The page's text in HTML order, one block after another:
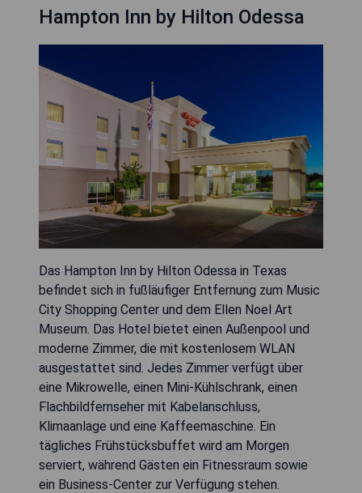
Hampton Inn by Hilton Odessa
Das Hampton Inn by Hilton Odessa in Texas
befindet sich in fußläufiger Entfernung zum Music
City Shopping Center und dem Ellen Noel Art
Museum. Das Hotel bietet einen Außenpool und
moderne Zimmer, die mit kostenlosem WLAN
ausgestattet sind. Jedes Zimmer verfügt über
eine Mikrowelle, einen Mini-Kühlschrank, einen
Flachbildfernseher mit Kabelanschluss,
Klimaanlage und eine Kaffeemaschine. Ein
tägliches Frühstücksbuffet wird am Morgen
serviert, während Gästen ein Fitnessraum sowie
ein Business-Center zur Verfügung stehen.